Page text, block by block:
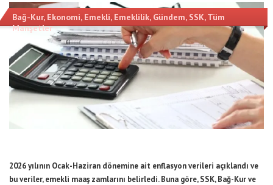
Bağ-Kur, Ekonomi, Emekli, Emeklilik, Gündem, SSK,Tüm
Manşetler
2026 yılının Ocak-Haziran dönemine ait enflasyon verileri açıklandı ve
bu veriler, emekli maaş zamlarını belirledi. Buna göre, SSK, Bağ-Kur ve